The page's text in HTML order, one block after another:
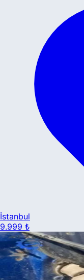
İstanbul
9.999 ₺